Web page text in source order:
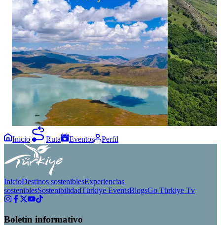
0
When it comes to nature, think Muş. 🌿⁣ ⁣ With
its vast plains, lush landscapes and peaceful
scenery, Muş is full of natural beauty waiting to
be discovered.⁣ ⁣ #GoMuş #Muş #Nature ⁣
0
Time to leave
and listen to
silence.
of green and
ultimate
time. Finding
nature... 🍃⁣
Inicio Ruta Eventos Perfil
InicioDestinos sosteniblesExperiencias
sosteniblesSostenibilidadTürkiye EventsBlogsGo Türkiye Tv
Boletín informativo